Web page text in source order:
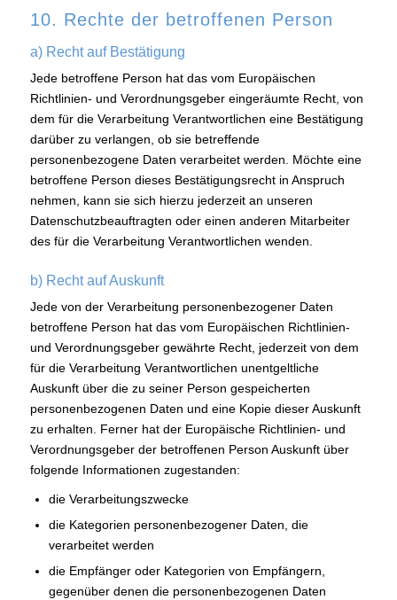
10. Rechte der betroffenen Person
a) Recht auf Bestätigung
Jede betroffene Person hat das vom Europäischen
Richtlinien- und Verordnungsgeber eingeräumte Recht, von
dem für die Verarbeitung Verantwortlichen eine Bestätigung
darüber zu verlangen, ob sie betreffende
personenbezogene Daten verarbeitet werden. Möchte eine
betroffene Person dieses Bestätigungsrecht in Anspruch
nehmen, kann sie sich hierzu jederzeit an unseren
Datenschutzbeauftragten oder einen anderen Mitarbeiter
des für die Verarbeitung Verantwortlichen wenden.
b) Recht auf Auskunft
Jede von der Verarbeitung personenbezogener Daten
betroffene Person hat das vom Europäischen Richtlinien-
und Verordnungsgeber gewährte Recht, jederzeit von dem
für die Verarbeitung Verantwortlichen unentgeltliche
Auskunft über die zu seiner Person gespeicherten
personenbezogenen Daten und eine Kopie dieser Auskunft
zu erhalten. Ferner hat der Europäische Richtlinien- und
Verordnungsgeber der betroffenen Person Auskunft über
folgende Informationen zugestanden:
die Verarbeitungszwecke
die Kategorien personenbezogener Daten, die
verarbeitet werden
die Empfänger oder Kategorien von Empfängern,
gegenüber denen die personenbezogenen Daten